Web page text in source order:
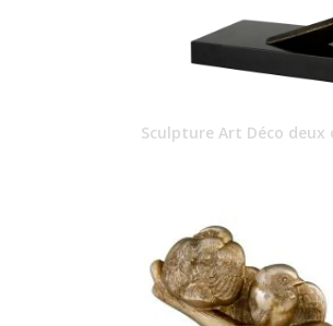
Sculpture Art Déco deux